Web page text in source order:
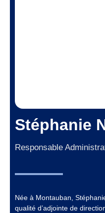
Stéphanie
Responsable
Née à Montauban,
qualité d’adjointe de